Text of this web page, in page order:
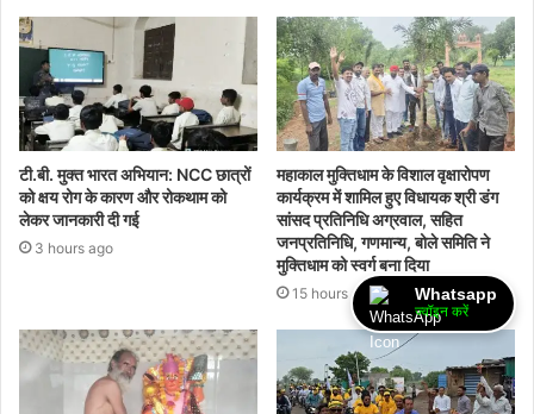
टी.बी. मुक्त भारत अभियान: NCC छात्रों
को क्षय रोग के कारण और रोकथाम को
लेकर जानकारी दी गई
3 hours ago
महाकाल मुक्तिधाम के विशाल वृक्षारोपण
कार्यक्रम में शामिल हुए विधायक श्री डंग
सांसद प्रतिनिधि अग्रवाल, सहित
जनप्रतिनिधि, गणमान्य, बोले समिति ने
मुक्तिधाम को स्वर्ग बना दिया
15 hours ago Whatsapp
ज्वॉइन करें